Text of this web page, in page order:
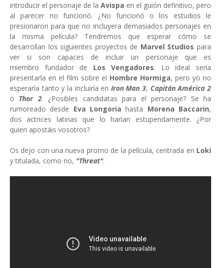
introducir el personaje de la Avispa en el guión definitivo, pero
al parecer no funcionó. ¿No funcionó o los estudios le
presionaron para que no incluyera demasiados personajes en
la misma película? Tendremos que esperar cómo se
desarrollan los siguientes proyectos de Marvel Studios para
ver si son capaces de incluir un personaje que es
miembro fundador de Los Vengadores. Lo ideal sería
presentarla en el film sobre el Hombre Hormiga, pero yo no
esperaría tanto y la incluiría en Iron Man 3, Capitán América 2
o Thor 2. ¿Posibles candidatas para el personaje? Se ha
rumoreado desde Eva Longoria hasta Morena Baccarin,
dos actrices latinas que lo harían estupendamente. ¿Por
quien apostáis vosotros?
Os dejo con una nueva promo de la película, centrada en Loki
y titulada, como no, "Threat".